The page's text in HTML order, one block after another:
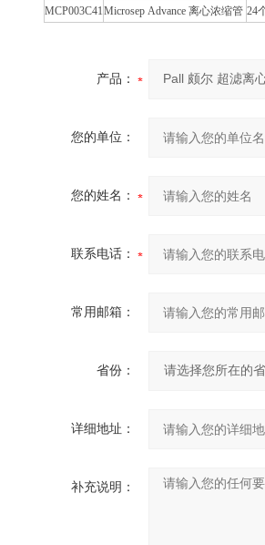
MCP003C41Microsep Advance 离心浓缩管 24
产品：
您的单位：
您的姓名：
联系电话：
常用邮箱：
省份：
详细地址：
补充说明：